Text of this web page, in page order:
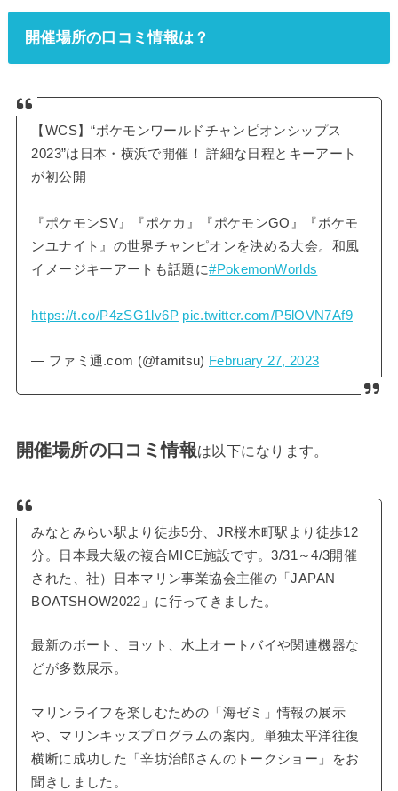
開催場所の口コミ情報は？
【WCS】“ポケモンワールドチャンピオンシップス
2023”は日本・横浜で開催！ 詳細な日程とキーアート
が初公開
『ポケモンSV』『ポケカ』『ポケモンGO』『ポケモ
ンユナイト』の世界チャンピオンを決める大会。和風
イメージキーアートも話題に#PokemonWorlds
https://t.co/P4zSG1lv6P pic.twitter.com/P5lOVN7Af9
— ファミ通.com (@famitsu) February 27, 2023
開催場所の口コミ情報は以下になります。
みなとみらい駅より徒歩5分、JR桜木町駅より徒歩12
分。日本最大級の複合MICE施設です。3/31～4/3開催
された、社）日本マリン事業協会主催の「JAPAN
BOATSHOW2022」に行ってきました。
最新のボート、ヨット、水上オートバイや関連機器な
どが多数展示。
マリンライフを楽しむための「海ゼミ」情報の展示
や、マリンキッズプログラムの案内。単独太平洋往復
横断に成功した「辛坊治郎さんのトークショー」をお
聞きしました。